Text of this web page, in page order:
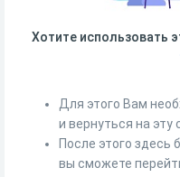
Хотите использовать
Для этого Вам
и вернуться на эту
После этого здесь
вы сможете